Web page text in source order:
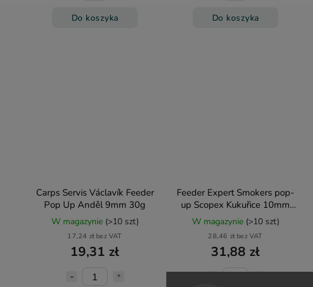
Do koszyka Do koszyka
Carps Servis Václavík Feeder
Pop Up Anděl 9mm 30g
W magazynie (>10 szt)
17,24 zł bez VAT
19,31 zł
Feeder Expert Smokers pop-
up Scopex Kukuřice 10mm
100ml
W magazynie (>10 szt)
28,46 zł bez VAT
31,88 zł